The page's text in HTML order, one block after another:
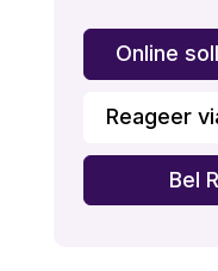
Online
Reageer
Bel